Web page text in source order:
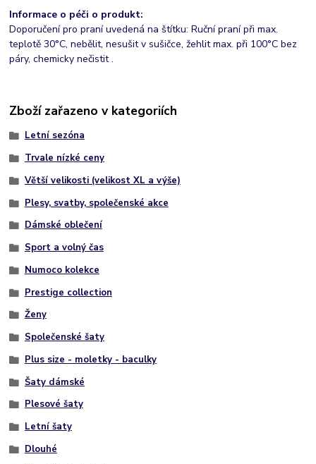
Informace o péči o produkt:
Doporučení pro praní uvedená na štítku: Ruční praní při max.
teplotě 30°C, nebělit, nesušit v sušičce, žehlit max. při 100°C bez
páry, chemicky nečistit .
Zboží zařazeno v kategoriích
Letní sezóna
Trvale nízké ceny
Větší velikosti (velikost XL a výše)
Plesy, svatby, společenské akce
Dámské oblečení
Sport a volný čas
Numoco kolekce
Prestige collection
Ženy
Společenské šaty
Plus size - moletky - baculky
Šaty dámské
Plesové šaty
Letní šaty
Dlouhé